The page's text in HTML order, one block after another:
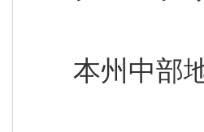
本州中部